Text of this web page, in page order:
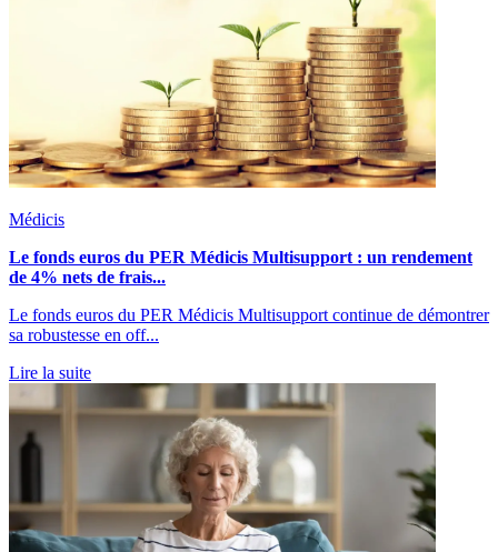
Médicis
Le fonds euros du PER Médicis Multisupport : un rendement
de 4% nets de frais...
Le fonds euros du PER Médicis Multisupport continue de démontrer
sa robustesse en off...
Lire la suite